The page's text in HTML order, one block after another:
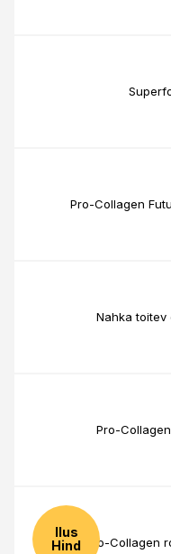
Pro-Collagen
Nahka toitev
Pro-
Ilus
Hind
Pro-Collagen